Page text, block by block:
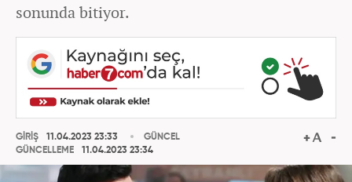
sonunda bitiyor.
GİRİŞ
11.04.2023 23:33
GÜNCELLEME
11.04.2023 23:34
GÜNCEL